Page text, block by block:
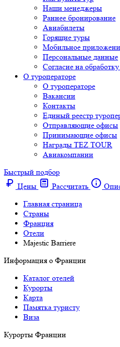
Наши менеджеры
Раннее бронирование
Авиабилеты
Горящие туры
Мобильное
Персональные данные
Согласие на
О туроператоре
О туроператоре
Вакансии
Контакты
Единый реестр
Отправляющие офисы
Принимающие офисы
Награды TEZ TOUR
Авиакомпании
Быстрый подбор
Цены
Рассчитать
Главная страница
Cтраны
Франция
Отели
Majestic Barriere
Информация о Франции
Каталог отелей
Курорты
Карта
Памятка туристу
Виза
Курорты Франции